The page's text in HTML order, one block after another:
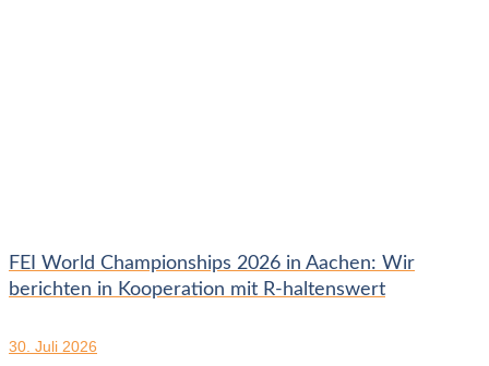
FEI World Championships 2026 in Aachen: Wir
berichten in Kooperation mit R-haltenswert
30. Juli 2026